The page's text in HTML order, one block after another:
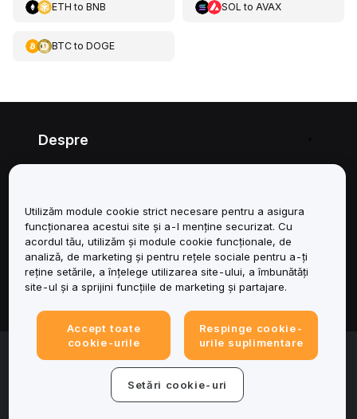
ETH to BNB SOL to AVAX
BTCto DOGE
Despre
Asistență
Produse
Juridic
© 2025-2026 Bybit.eu. All rights reserved.
Condițiile de utilizare a serviciului
Termene de
Impressum (Informații legale)
preferințe privind modulele cookie
Utilizăm module cookie strict necesare pentru a asigura
funcționarea acestui site și a-l menține securizat. Cu
acordul tău, utilizăm și module cookie funcționale, de
analiză, de marketing și pentru rețele sociale pentru a-ți
reține setările, a înțelege utilizarea site-ului, a îmbunătăți
site-ul și a sprijini funcțiile de marketing și partajare.
Accept toate
cookie-urile
Respinge cookie-
urile suplimentare
Setări cookie-uri